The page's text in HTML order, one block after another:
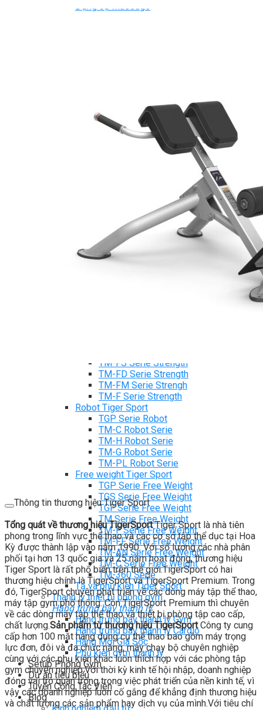
Dụng cụ Massage
SP3 Serie Strength Spirit
SP4 Serie Strength Spirit
Máy chạy bộ Tiger Sport
Xe đạp tập Tiger Sport
Xe đạp ngồi có tựa lưng Tiger Sport
Máy trượt tuyết Tiger Sport
Máy chèo thuyền Tiger Sport
Strength Tiger Sport
TGP Serie Strength
TGP 20 Serie Strength
TM-FS Serie Strength
TM-FD Serie Strength
TM-FM Serie Strengh
TM-F Serie Strength
Robot Tiger Sport
TGP Serie Robot
TM-C Robot Serie
TM-H Robot Serie
TM-G Robot Serie
TM-PL Robot Serie
Free weight Tiger Sport
TGP Serie Free Weight
TGS Serie Free Weight
TGF Serie Free Weight
TM Serie Free Weight
TM-F Serie Free Weight
TM-FF Serie Free Weight
TM-AN Serie Free Weight
TM-C Serie Free Weight
TM-360 Serie
Tạ và phụ kiện Tiger Sport
Thanh lý thiết bị phòng gym
Hàng trưng bày thanh lý
Hàng trưng bày thanh lý Gym
Hàng trưng bày thanh lý Cardio
Hàng Mới Giá Sốc
Phụ kiện gym thanh lý
Setup Phòng Gym
Dự án tiêu biểu
Tuyển Cộng Tác Viên
Blog
Thông tin thương hiệu Tiger Sport
Tổng quát về thương hiệu TigerSportTiger Sport là nhà tiên
phong trong lĩnh vực thể thao và các cơ sở tập thể dục tại Hoa
Kỳ được thành lập vào năm 1990. Với số lượng các nhà phân
phối tại hơn 13 quốc gia và 25 năm hoạt động, thương hiệu
Tiger Sport là rất phổ biến trên thế giới.TigerSport có hai
thương hiệu chính là TigerSport và TigerSport Premium. Trong
đó, TigerSport chuyên phát triển về các dòng máy tập thể thao,
máy tập gym phổ thông. Còn TigerSport Premium thì chuyên
về các dòng máy tập thể thao và thiết bị phòng tập cao cấp,
chất lượng.Sản phẩm từ thương hiệu TigerSportCông ty cung
cấp hơn 100 mặt hàng dụng cụ thể thao bao gồm máy trọng
lực đơn, đôi và đa chức năng, máy chạy bộ chuyên nghiệp
cùng với các phụ kiện khác luôn thích hợp với các phòng tập
gym chuyên nghiệp.Với thời kỳ kinh tế hội nhập, doanh nghiệp
đóng vai trò quan trọng trong việc phát triển của nền kinh tế, vì
vậy các doanh nghiệp luôn cố gắng để khẳng định thương hiệu
và chất lượng các sản phẩm hay dịch vụ của mình.Với tiêu chí